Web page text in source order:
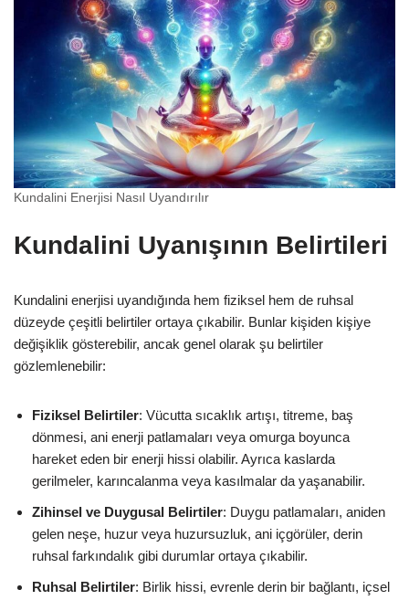
Kundalini Enerjisi Nasıl Uyandırılır
Kundalini Uyanışının Belirtileri
Kundalini enerjisi uyandığında hem fiziksel hem de ruhsal
düzeyde çeşitli belirtiler ortaya çıkabilir. Bunlar kişiden kişiye
değişiklik gösterebilir, ancak genel olarak şu belirtiler
gözlemlenebilir:
Fiziksel Belirtiler: Vücutta sıcaklık artışı, titreme, baş
dönmesi, ani enerji patlamaları veya omurga boyunca
hareket eden bir enerji hissi olabilir. Ayrıca kaslarda
gerilmeler, karıncalanma veya kasılmalar da yaşanabilir.
Zihinsel ve Duygusal Belirtiler: Duygu patlamaları, aniden
gelen neşe, huzur veya huzursuzluk, ani içgörüler, derin
ruhsal farkındalık gibi durumlar ortaya çıkabilir.
Ruhsal Belirtiler: Birlik hissi, evrenle derin bir bağlantı, içsel